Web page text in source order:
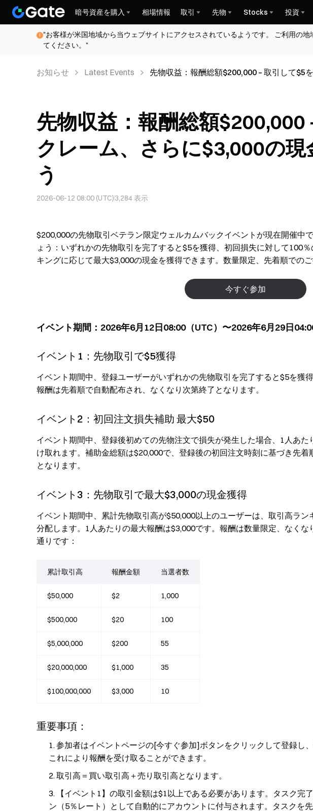
暗号資産を購入 相場情報 取引 先物 Stocks 投資
"お客様が米国地域から当ウェブサイトにアクセスされているようです。 ご利用の
てください。"
お知らせ Latest Events
先物収益：報酬総額$200,000 – 取引して$5
先物収益：報酬総額$200,000
クレーム、さらに$3,000の
う
2026-06-12 08:00 (UTC)3,284表示
$200,000の先物取引ベテラン限定ウェルカムバックイベントが現在開催中
ょう：いずれかの先物取引を完了すると$5を獲得、初回損失に対して100
キングに応じて最大$3,000の現金を獲得できます。数量限定、先着順でのご
今すぐ参加
イベント期間：2026年6月12日08:00（UTC）〜2026年6月29日
イベント1：先物取引で$5獲得
イベント期間中、登録ユーザーがいずれかの先物取引を完了すると$5を獲
報酬は先着順で自動配布され、なくなり次第終了となります。
イベント2：初回注文損失補助 最大$50
イベント期間中、登録後初めての先物注文で損失が発生した場合、1人あ
け取れます。補助金総額は$20,000で、登録後の初回注文時刻に基づき先
となります。
イベント3：先物取引で最大$3,000の現金獲得
イベント期間中、累計先物取引高が$50,000以上のユーザーは、取引高ラ
分配します。1人あたりの最大報酬は$3,000です。報酬は数量限定、なく
通りです：
累計取引高 報酬金額 当選者数
$50,000 $2 1,000
$500,000 $20 100
$5,000,000 $200 55
$20,000,000 $1,000 35
$100,000,000 $3,000 10
重要事項：
参加者はイベントページの[今すぐ参加]ボタンをクリックして登録し
これにより報酬を受け取ることができます。
取引高＝買い取引高＋売り取引高となります。
【イベント1】の取引金額は$1以上である必要があります。タスク完
ン（5％レート）として自動的にアカウントに付与されます。タスクを